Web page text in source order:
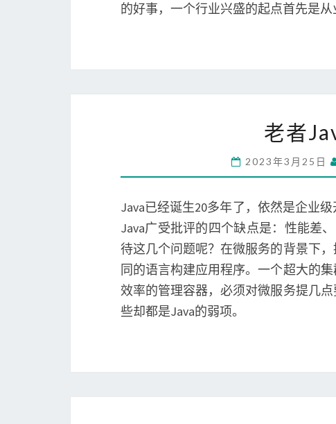
的好事，一个行业兴盛的起点首先是从
老者
2023年3月25日
Java已经诞生20多年了，依然是企业
Java广受批评的四个缺点是：性能差
待这几个问题呢？在微服务的背景下
同的语言构建应用程序。一个超大的
效率的管理容器，必须对微服务提几
些却都是Java的弱项。